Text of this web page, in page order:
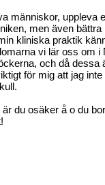
människor, uppleva
men även bättra
kliniska praktik
vi lär oss om
och då dessa
för mig att jag
du osäker å o du